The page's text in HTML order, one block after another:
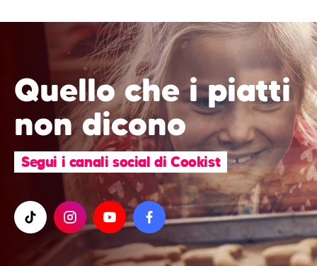
Quello che i piatti
non dicono
Segui i canali social di Cookist